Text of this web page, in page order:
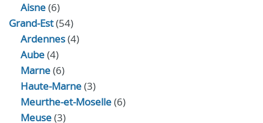
Aisne(6)
Grand-Est(54)
Ardennes(4)
Aube(4)
Marne(6)
Haute-Marne(3)
Meurthe-et-Moselle(6)
Meuse(3)